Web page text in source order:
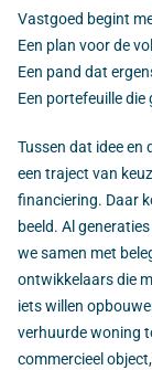
Vastgoed begint
Een plan voor de
Een pand dat
Een portefeuille die
Tussen dat idee en
een traject van
financiering. Daar
beeld. Al
we samen met
ontwikkelaars die
iets willen
verhuurde woning
commercieel